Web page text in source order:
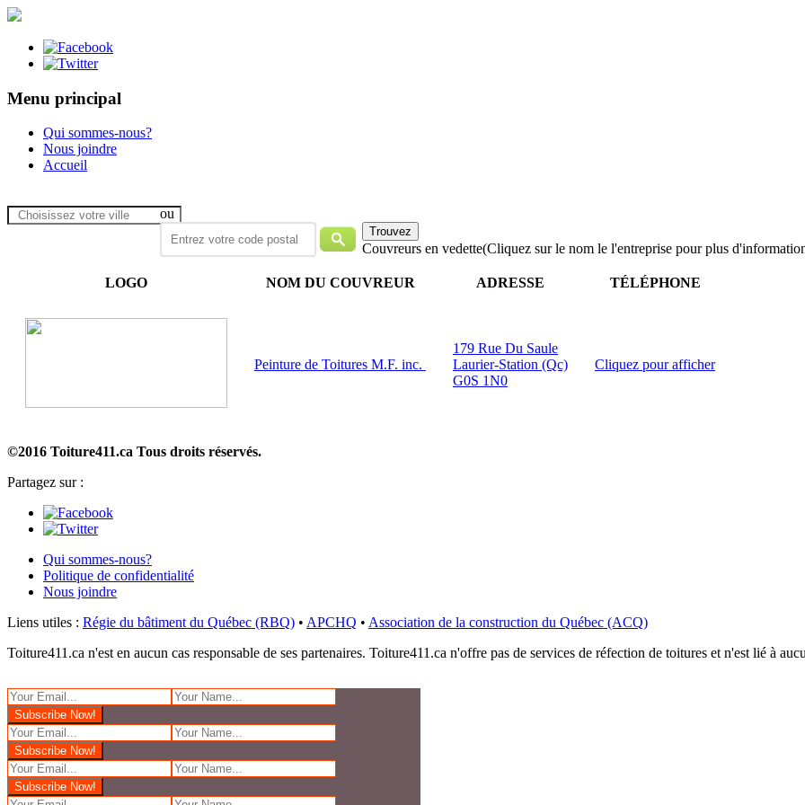
Menu principal
Qui sommes-nous?
Nous joindre
Accueil
ou
Couvreurs en vedette(Cliquez sur le nom le l'entreprise pour plus
LOGO NOM DU COUVREUR ADRESSE TÉLÉPHONE
Peinture de Toitures M.F. inc.
179 Rue Du Saule
Laurier-Station (Qc)
G0S 1N0
Cliquez pour afficher
©2016 Toiture411.ca Tous droits réservés.
Partagez sur :
Qui sommes-nous?
Politique de confidentialité
Nous joindre
Liens utiles : Régie du bâtiment du Québec (RBQ) • APCHQ • Association de la construction du Québec (ACQ)
Toiture411.ca n'est en aucun cas responsable de ses partenaires. Toiture411.ca n'offre pas de services de réfection de toitures et n'est lié à